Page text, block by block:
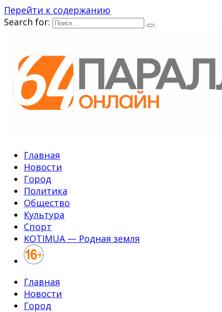
Перейти к содержанию
Search for:
Главная
Новости
Город
Политика
Общество
Культура
Спорт
KOTIMUA — Родная земля
Главная
Новости
Город